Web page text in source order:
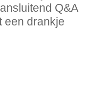
Q&A
een drankje